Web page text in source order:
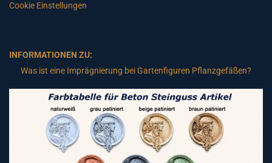
Cookie Einstellungen
INFORMATIONEN ZU:
Was ist eine Imprägnierung bei Gartenfiguren Pflanzgefäßen?